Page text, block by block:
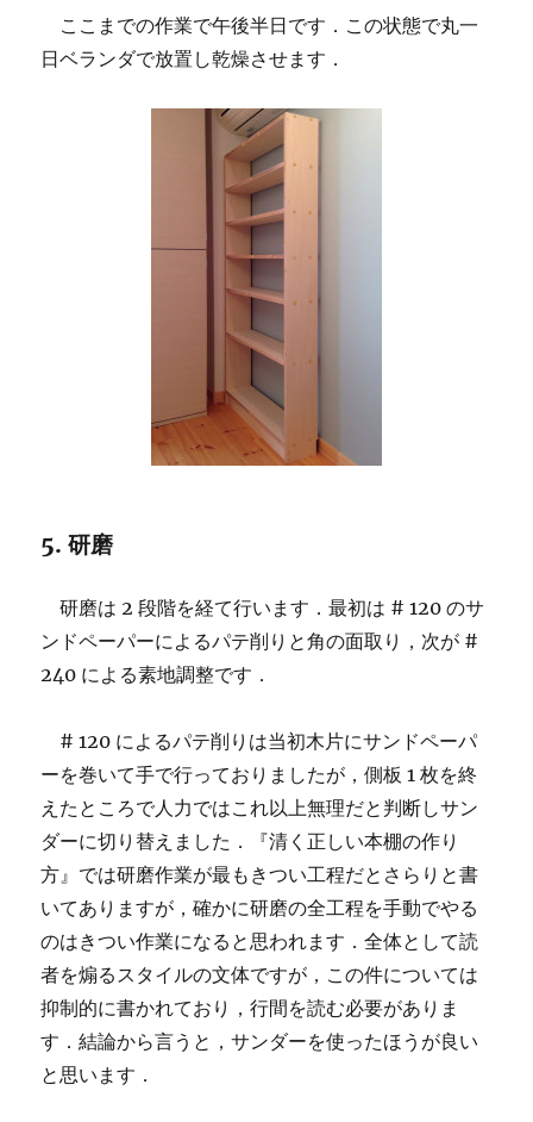
ここまでの作業で午後半日です．この状態で丸一
日ベランダで放置し乾燥させます．
5. 研磨
研磨は 2 段階を経て行います．最初は # 120 のサ
ンドペーパーによるパテ削りと角の面取り，次が #
240 による素地調整です．
# 120 によるパテ削りは当初木片にサンドペーパ
ーを巻いて手で行っておりましたが，側板 1 枚を終
えたところで人力ではこれ以上無理だと判断しサン
ダーに切り替えました．『清く正しい本棚の作り
方』では研磨作業が最もきつい工程だとさらりと書
いてありますが，確かに研磨の全工程を手動でやる
のはきつい作業になると思われます．全体として読
者を煽るスタイルの文体ですが，この件については
抑制的に書かれており，行間を読む必要がありま
す．結論から言うと，サンダーを使ったほうが良い
と思います．